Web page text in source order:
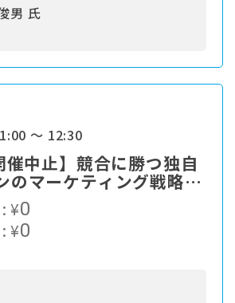
男 氏
～ 12:30
催中止】競合に勝つ独自
のマーケティング戦略と
¥0
¥0